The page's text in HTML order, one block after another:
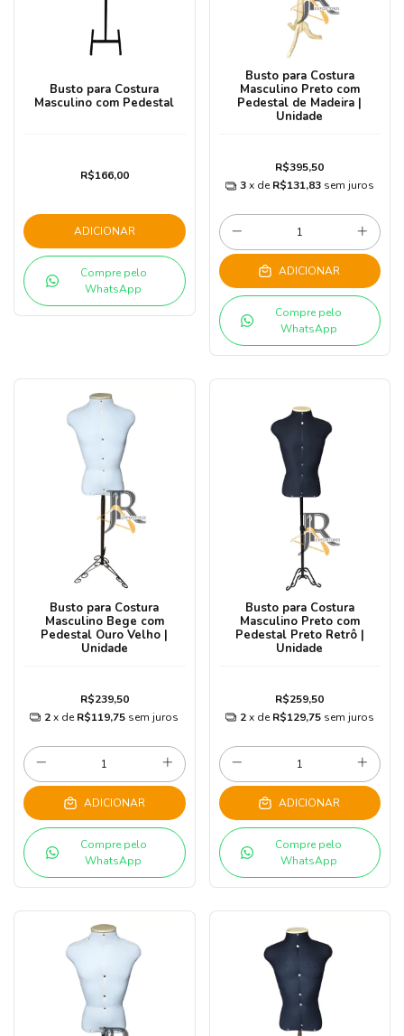
Busto para Costura
Masculino com Pedestal
R$166,00
ADICIONAR
Compre pelo
WhatsApp
Busto para Costura
Masculino Preto com
Pedestal de Madeira |
Unidade
R$395,50
3 x de R$131,83 sem juros
ADICIONAR
Compre pelo
WhatsApp
Busto para Costura
Masculino Bege com
Pedestal Ouro Velho |
Unidade
R$239,50
2 x de R$119,75 sem juros
ADICIONAR
Compre pelo
WhatsApp
Busto para Costura
Masculino Preto com
Pedestal Preto Retrô |
Unidade
R$259,50
2 x de R$129,75 sem juros
ADICIONAR
Compre pelo
WhatsApp